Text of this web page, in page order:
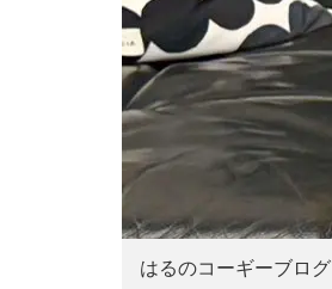
はるのコーギーブログ